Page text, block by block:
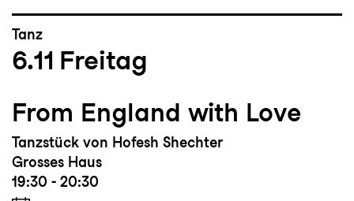
Tanz
6.11 Freitag
From England with Love
Tanzstück von Hofesh Shechter
Grosses Haus
19:30 - 20:30